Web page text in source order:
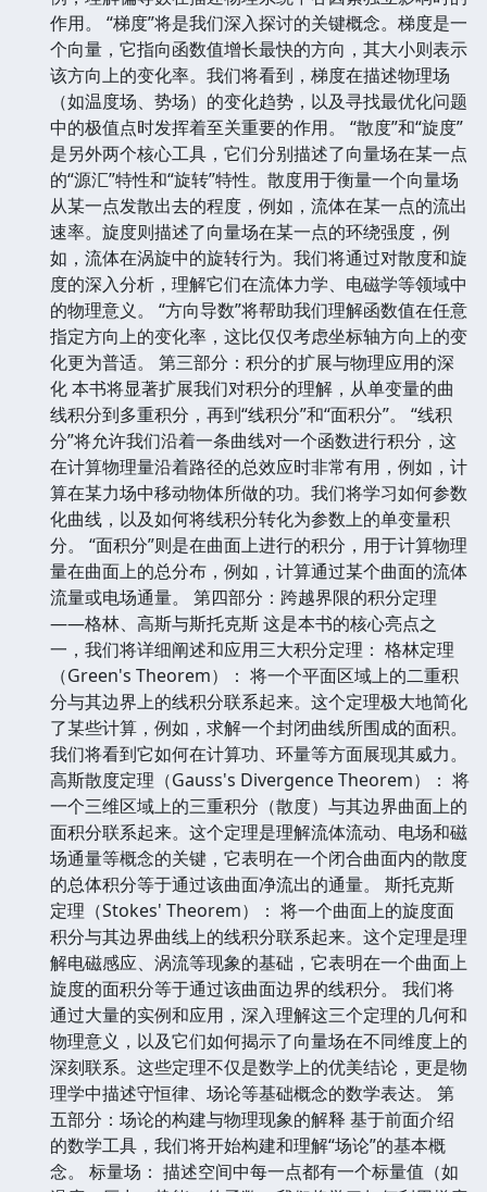
作用。 “梯度”将是我们深入探讨的关键概念。梯度是一
个向量，它指向函数值增长最快的方向，其大小则表示
该方向上的变化率。我们将看到，梯度在描述物理场
（如温度场、势场）的变化趋势，以及寻找最优化问题
中的极值点时发挥着至关重要的作用。 “散度”和“旋度”
是另外两个核心工具，它们分别描述了向量场在某一点
的“源汇”特性和“旋转”特性。散度用于衡量一个向量场
从某一点发散出去的程度，例如，流体在某一点的流出
速率。旋度则描述了向量场在某一点的环绕强度，例
如，流体在涡旋中的旋转行为。我们将通过对散度和旋
度的深入分析，理解它们在流体力学、电磁学等领域中
的物理意义。 “方向导数”将帮助我们理解函数值在任意
指定方向上的变化率，这比仅仅考虑坐标轴方向上的变
化更为普适。 第三部分：积分的扩展与物理应用的深
化 本书将显著扩展我们对积分的理解，从单变量的曲
线积分到多重积分，再到“线积分”和“面积分”。 “线积
分”将允许我们沿着一条曲线对一个函数进行积分，这
在计算物理量沿着路径的总效应时非常有用，例如，计
算在某力场中移动物体所做的功。我们将学习如何参数
化曲线，以及如何将线积分转化为参数上的单变量积
分。 “面积分”则是在曲面上进行的积分，用于计算物理
量在曲面上的总分布，例如，计算通过某个曲面的流体
流量或电场通量。 第四部分：跨越界限的积分定理
——格林、高斯与斯托克斯 这是本书的核心亮点之
一，我们将详细阐述和应用三大积分定理： 格林定理
（Green's Theorem）： 将一个平面区域上的二重积
分与其边界上的线积分联系起来。这个定理极大地简化
了某些计算，例如，求解一个封闭曲线所围成的面积。
我们将看到它如何在计算功、环量等方面展现其威力。
高斯散度定理（Gauss's Divergence Theorem）： 将
一个三维区域上的三重积分（散度）与其边界曲面上的
面积分联系起来。这个定理是理解流体流动、电场和磁
场通量等概念的关键，它表明在一个闭合曲面内的散度
的总体积分等于通过该曲面净流出的通量。 斯托克斯
定理（Stokes' Theorem）： 将一个曲面上的旋度面
积分与其边界曲线上的线积分联系起来。这个定理是理
解电磁感应、涡流等现象的基础，它表明在一个曲面上
旋度的面积分等于通过该曲面边界的线积分。 我们将
通过大量的实例和应用，深入理解这三个定理的几何和
物理意义，以及它们如何揭示了向量场在不同维度上的
深刻联系。这些定理不仅是数学上的优美结论，更是物
理学中描述守恒律、场论等基础概念的数学表达。 第
五部分：场论的构建与物理现象的解释 基于前面介绍
的数学工具，我们将开始构建和理解“场论”的基本概
念。 标量场： 描述空间中每一点都有一个标量值（如